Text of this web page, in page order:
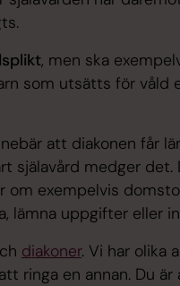
, men ska
som utsätts för våld
att diakonen får
själavård medger det.
exempelvis
lämna uppgifter eller
diakoner. Vi har olika
ringa en annan. Du